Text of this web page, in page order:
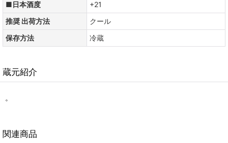
■日本酒度
+21
推奨 出荷方法
クール
保存方法
冷蔵
蔵元紹介
。
関連商品